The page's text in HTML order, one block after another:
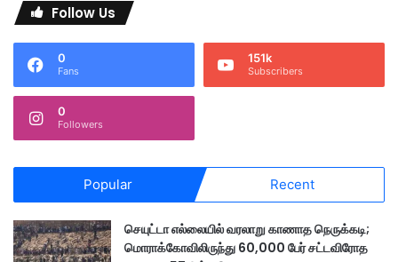
Follow Us
0
Fans
151k
Subscribers
0
Followers
Popular Recent
செயுட்டா எல்லையில் வரலாறு காணாத நெருக்கடி;
மொராக்கோவிலிருந்து 60,000 பேர் சட்டவிரோத